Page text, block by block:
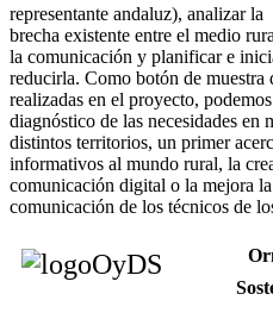
representante andaluz), analizar la
brecha existente entre el medio
la comunicación y planificar e
reducirla. Como botón de muestra
realizadas en el proyecto,
diagnóstico de las necesidades en
distintos territorios, un primer
informativos al mundo rural, la
comunicación digital o la mejora
comunicación de los técnicos de